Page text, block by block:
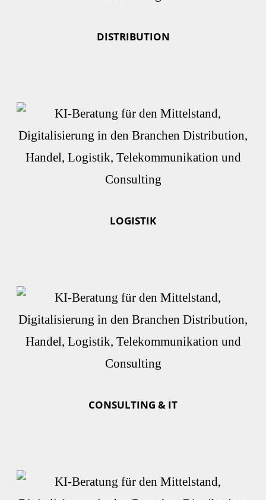
DISTRIBUTION
LOGISTIK
CONSULTING & IT